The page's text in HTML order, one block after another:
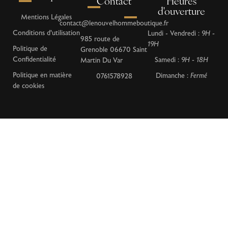
Mentions Légales
Conditions d'utilisation
Politique de
Confidentialité
Politique en matière
de cookies
Contact
contact@lenouvelhommeboutique.fr
985 route de
Grenoble 06670 Saint
Martin Du Var
0761578928
Heures
d'ouverture
Lundi - Vendredi : 9H -
19H
Samedi : 9H - 18H
Dimanche :Fermé